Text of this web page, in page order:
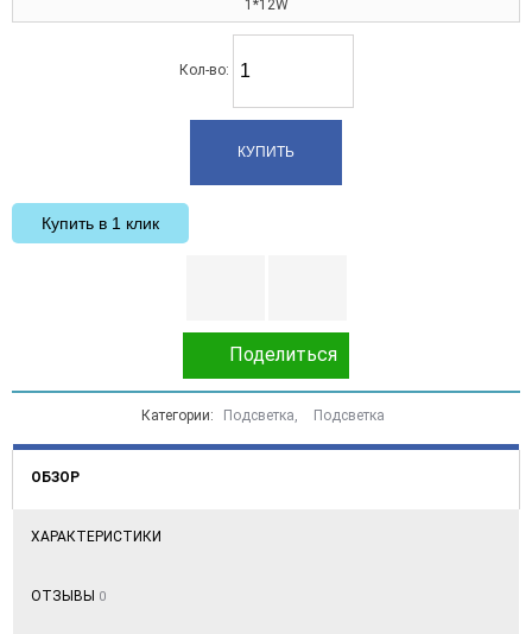
1*12W
Кол-во:
Купить в 1 клик
Поделиться
Категории: Подсветка, Подсветка
ОБЗОР
ХАРАКТЕРИСТИКИ
ОТЗЫВЫ 0